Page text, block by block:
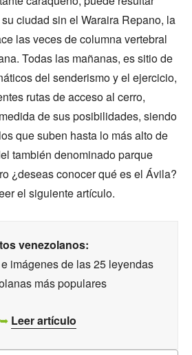
ciudad sin el Waraira Repano, la
las veces de columna vertebral
Todas las mañanas, es sitio de
del senderismo y el ejercicio,
rutas de acceso al cerro,
de sus posibilidades, siendo
que suben hasta lo más alto de
también denominado parque
¿deseas conocer qué es el Ávila?
el siguiente artículo.
venezolanos:
imágenes de las 25 leyendas
más populares
➥ Leer artículo